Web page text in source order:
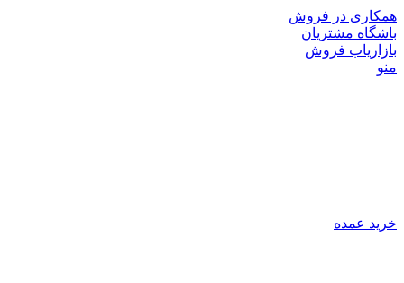
همکاری در فروش
باشگاه مشتریان
بازاریاب فروش
منو
خرید عمده